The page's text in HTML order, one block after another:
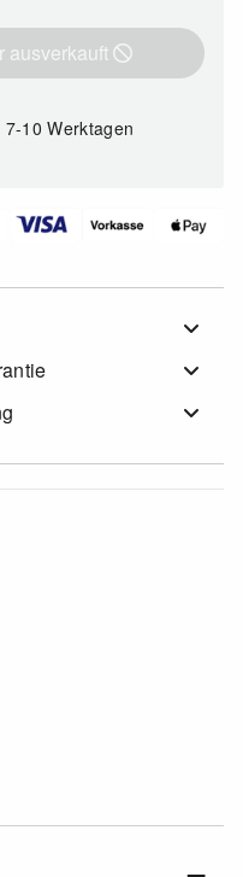
ausverkauft
7-10 Werktagen